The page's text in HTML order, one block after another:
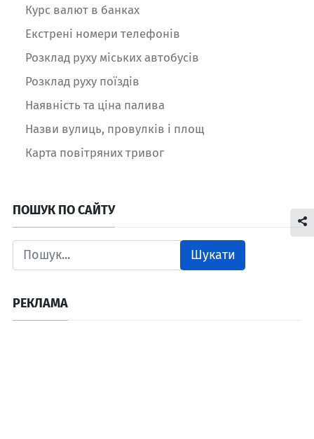
Курс валют в банках
Екстрені номери телефонів
Розклад руху міських автобусів
Розклад руху поїздів
Наявність та ціна палива
Назви вулиць, провулків і площ
Карта повітряних тривог
ПОШУК ПО САЙТУ
Шукати
РЕКЛАМА